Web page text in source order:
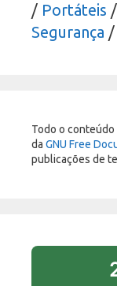
/ Portáteis /
Segurança /
Todo o
da GNU Free
publicações de